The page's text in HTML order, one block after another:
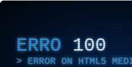
ERRO 100
ERROR ON HTML5